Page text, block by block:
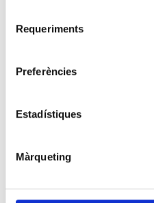
Requeriments
Preferències
Estadístiques
Màrqueting
Formació
Promocions
LA
Qui
som
Afiliació